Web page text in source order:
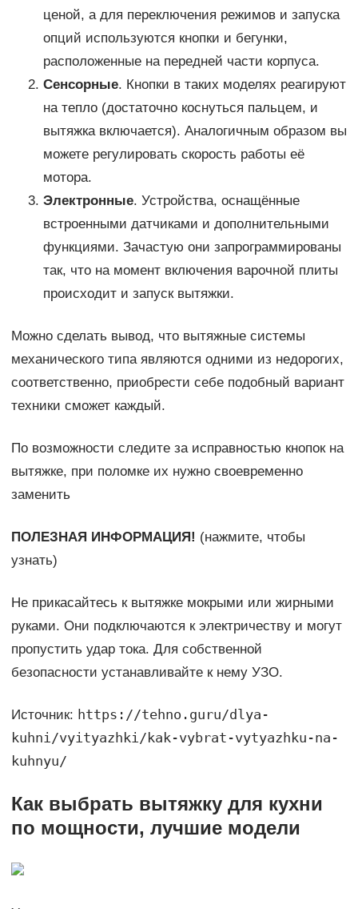
ценой, а для переключения режимов и запуска
опций используются кнопки и бегунки,
расположенные на передней части корпуса.
Сенсорные. Кнопки в таких моделях реагируют
на тепло (достаточно коснуться пальцем, и
вытяжка включается). Аналогичным образом вы
можете регулировать скорость работы её
мотора.
Электронные. Устройства, оснащённые
встроенными датчиками и дополнительными
функциями. Зачастую они запрограммированы
так, что на момент включения варочной плиты
происходит и запуск вытяжки.
Можно сделать вывод, что вытяжные системы
механического типа являются одними из недорогих,
соответственно, приобрести себе подобный вариант
техники сможет каждый.
По возможности следите за исправностью кнопок на
вытяжке, при поломке их нужно своевременно
заменить
ПОЛЕЗНАЯ ИНФОРМАЦИЯ! (нажмите, чтобы
узнать)
Не прикасайтесь к вытяжке мокрыми или жирными
руками. Они подключаются к электричеству и могут
пропустить удар тока. Для собственной
безопасности устанавливайте к нему УЗО.
Источник: https://tehno.guru/dlya-
kuhni/vyityazhki/kak-vybrat-vytyazhku-na-
kuhnyu/
Как выбрать вытяжку для кухни
по мощности, лучшие модели